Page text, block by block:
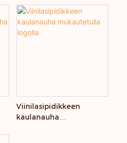
logolla
Viinilasipidikkeen
kaulanauha